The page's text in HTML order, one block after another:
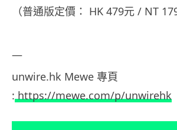
（普通版定價： HK 479元 / NT
—
unwire.hk Mewe 專頁
: https://mewe.com/p/unwirehk